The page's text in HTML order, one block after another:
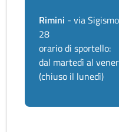
Rimini - via
28
orario di sportello:
dal martedì al
(chiuso il lunedì)